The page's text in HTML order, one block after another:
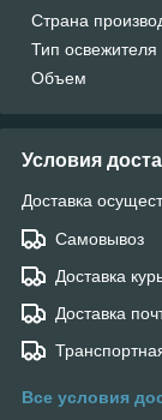
Страна
Тип освежителя
Объем
Условия
Доставка
Самовывоз
Доставка
Доставка
Все условия